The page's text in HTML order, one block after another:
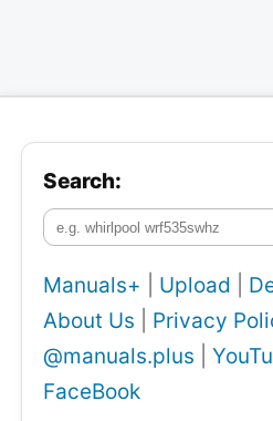
Search:
Manuals+ Upload
About Us
Privacy
@manuals.plus
FaceBook